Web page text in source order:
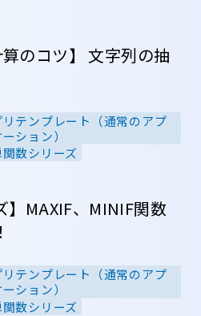
のコツ】 文字列の抽
リテンプレート（通常のアプ
ション）
数シリーズ
】MAXIF、MINIF関数
リテンプレート（通常のアプ
ション）
数シリーズ